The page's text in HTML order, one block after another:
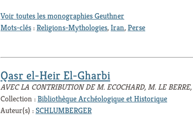
Voir toutes les monographies Geuthner
Mots-clés:Religions-Mythologies,Iran,Perse
Qasr el-Heir El-Gharbi
AVEC LA CONTRIBUTION DE M. ECOCHARD, M. LE
Collection :Bibliothèque Archéologique et Historique
Auteur(s) :SCHLUMBERGER